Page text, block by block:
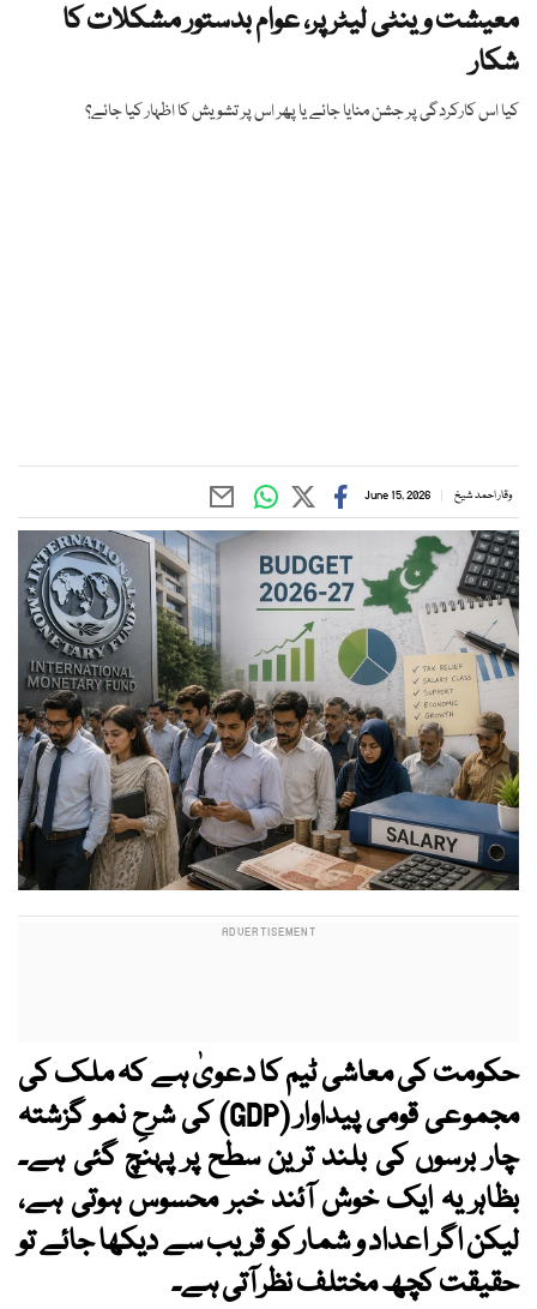
معیشت وینٹی لیٹر پر، عوام بدستور مشکلات کا
شکار
کیا اس کارکردگی پر جشن منایا جائے یا پھر اس پر تشویش کا اظہار کیا جائے؟
وقار احمد شیخ June 15, 2026
حکومت کی معاشی ٹیم کا دعویٰ ہے کہ ملک کی
مجموعی قومی پیداوار (GDP) کی شرحِ نمو گزشتہ
چار برسوں کی بلند ترین سطح پر پہنچ گئی ہے۔
بظاہر یہ ایک خوش آئند خبر محسوس ہوتی ہے،
لیکن اگر اعداد و شمار کو قریب سے دیکھا جائے تو
حقیقت کچھ مختلف نظر آتی ہے۔